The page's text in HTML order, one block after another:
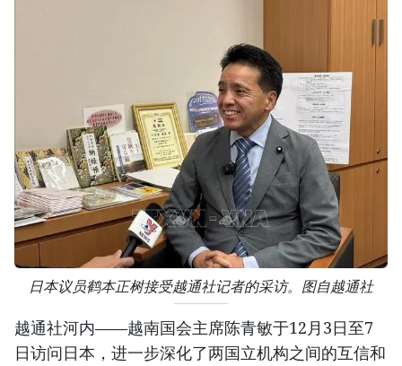
日本议员鹤本正树接受越通社记者的采访。图自越通社
越通社河内——越南国会主席陈青敏于12月3日至7
日访问日本，进一步深化了两国立机构之间的互信和